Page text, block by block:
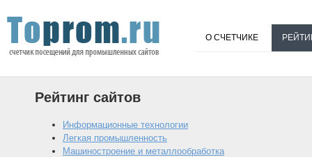
О СЧЕТЧИКЕ
Рейтинг сайтов
Информационные технологии
Легкая промышленность
Машиностроение и металлообработка